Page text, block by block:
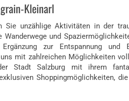
Kleinarl
Sie unzählige Aktivitäten in der
und
zur Entspannung und
mit zahlreichen Möglichkeiten
Stadt Salzburg mit ihrem
Shoppingmöglichkeiten,